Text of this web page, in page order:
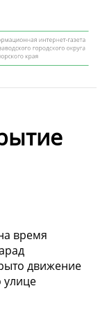
время
движение
улице